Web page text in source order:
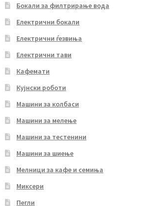
Бокали за филтрирање вода
Електрични бокали
Електрични ѓезвиња
Електрични тави
Кафемати
Кујнски роботи
Машини за колбаси
Машини за мелење
Машини за тестенини
Машини за шиење
Мелници за кафе и семиња
Миксери
Пегли